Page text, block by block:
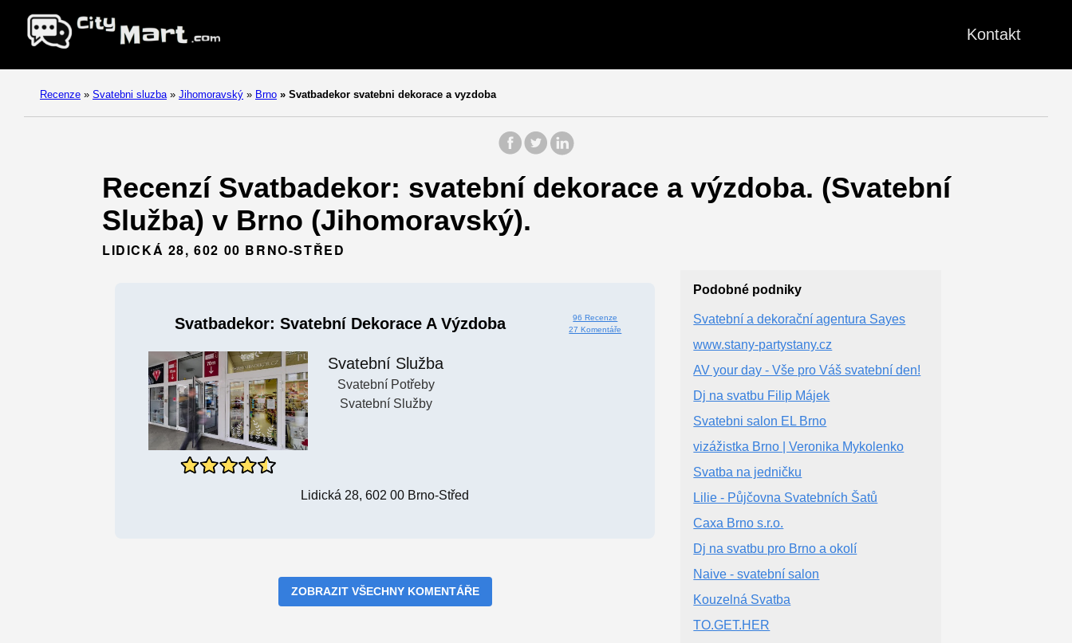
Kontakt
Recenze » Svatebni sluzba » Jihomoravský » Brno » Svatbadekor svatebni dekorace a vyzdoba
Recenzí Svatbadekor: svatební dekorace a výzdoba. (Svatební
Služba) v Brno (Jihomoravský).
LIDICKÁ 28, 602 00 BRNO-STŘED
Svatbadekor: Svatební Dekorace A Výzdoba
96 Recenze
27 Komentáře
Svatební Služba
Svatební Potřeby
Svatební Služby
Lidická 28, 602 00 Brno-Střed
ZOBRAZIT VŠECHNY KOMENTÁŘE
Podobné podniky
Svatební a dekorační agentura Sayes
www.stany-partystany.cz
AV your day - Vše pro Váš svatební den!
Dj na svatbu Filip Májek
Svatebni salon EL Brno
vizážistka Brno | Veronika Mykolenko
Svatba na jedničku
Lilie - Půjčovna Svatebních Šatů
Caxa Brno s.r.o.
Dj na svatbu pro Brno a okolí
Naive - svatební salon
Kouzelná Svatba
TO.GET.HER